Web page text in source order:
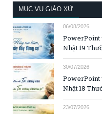
MỤC VỤ GIÁO XỨ
06/08/2026
PowerPoint
Nhật 19
30/07/2026
PowerPoint
Nhật 18
23/07/2026